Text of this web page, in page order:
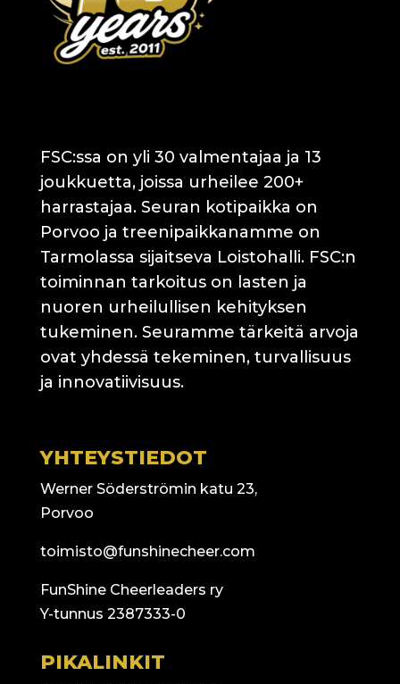
FSC:ssa on yli 30 valmentajaa ja 13
joukkuetta, joissa urheilee 200+
harrastajaa. Seuran kotipaikka on
Porvoo ja treenipaikkanamme on
Tarmolassa sijaitseva Loistohalli. FSC:n
toiminnan tarkoitus on lasten ja
nuoren urheilullisen kehityksen
tukeminen. Seuramme tärkeitä arvoja
ovat yhdessä tekeminen, turvallisuus
ja innovatiivisuus.
YHTEYSTIEDOT
Werner Söderströmin katu 23,
Porvoo
toimisto@funshinecheer.com
FunShine Cheerleaders ry
Y-tunnus 2387333-0
PIKALINKIT